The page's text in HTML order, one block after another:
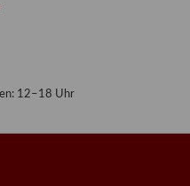
12–18 Uhr